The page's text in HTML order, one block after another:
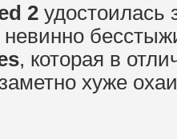
2 удостоилась
, которая в
хуже